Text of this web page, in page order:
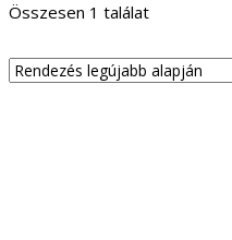
Összesen 1 találat